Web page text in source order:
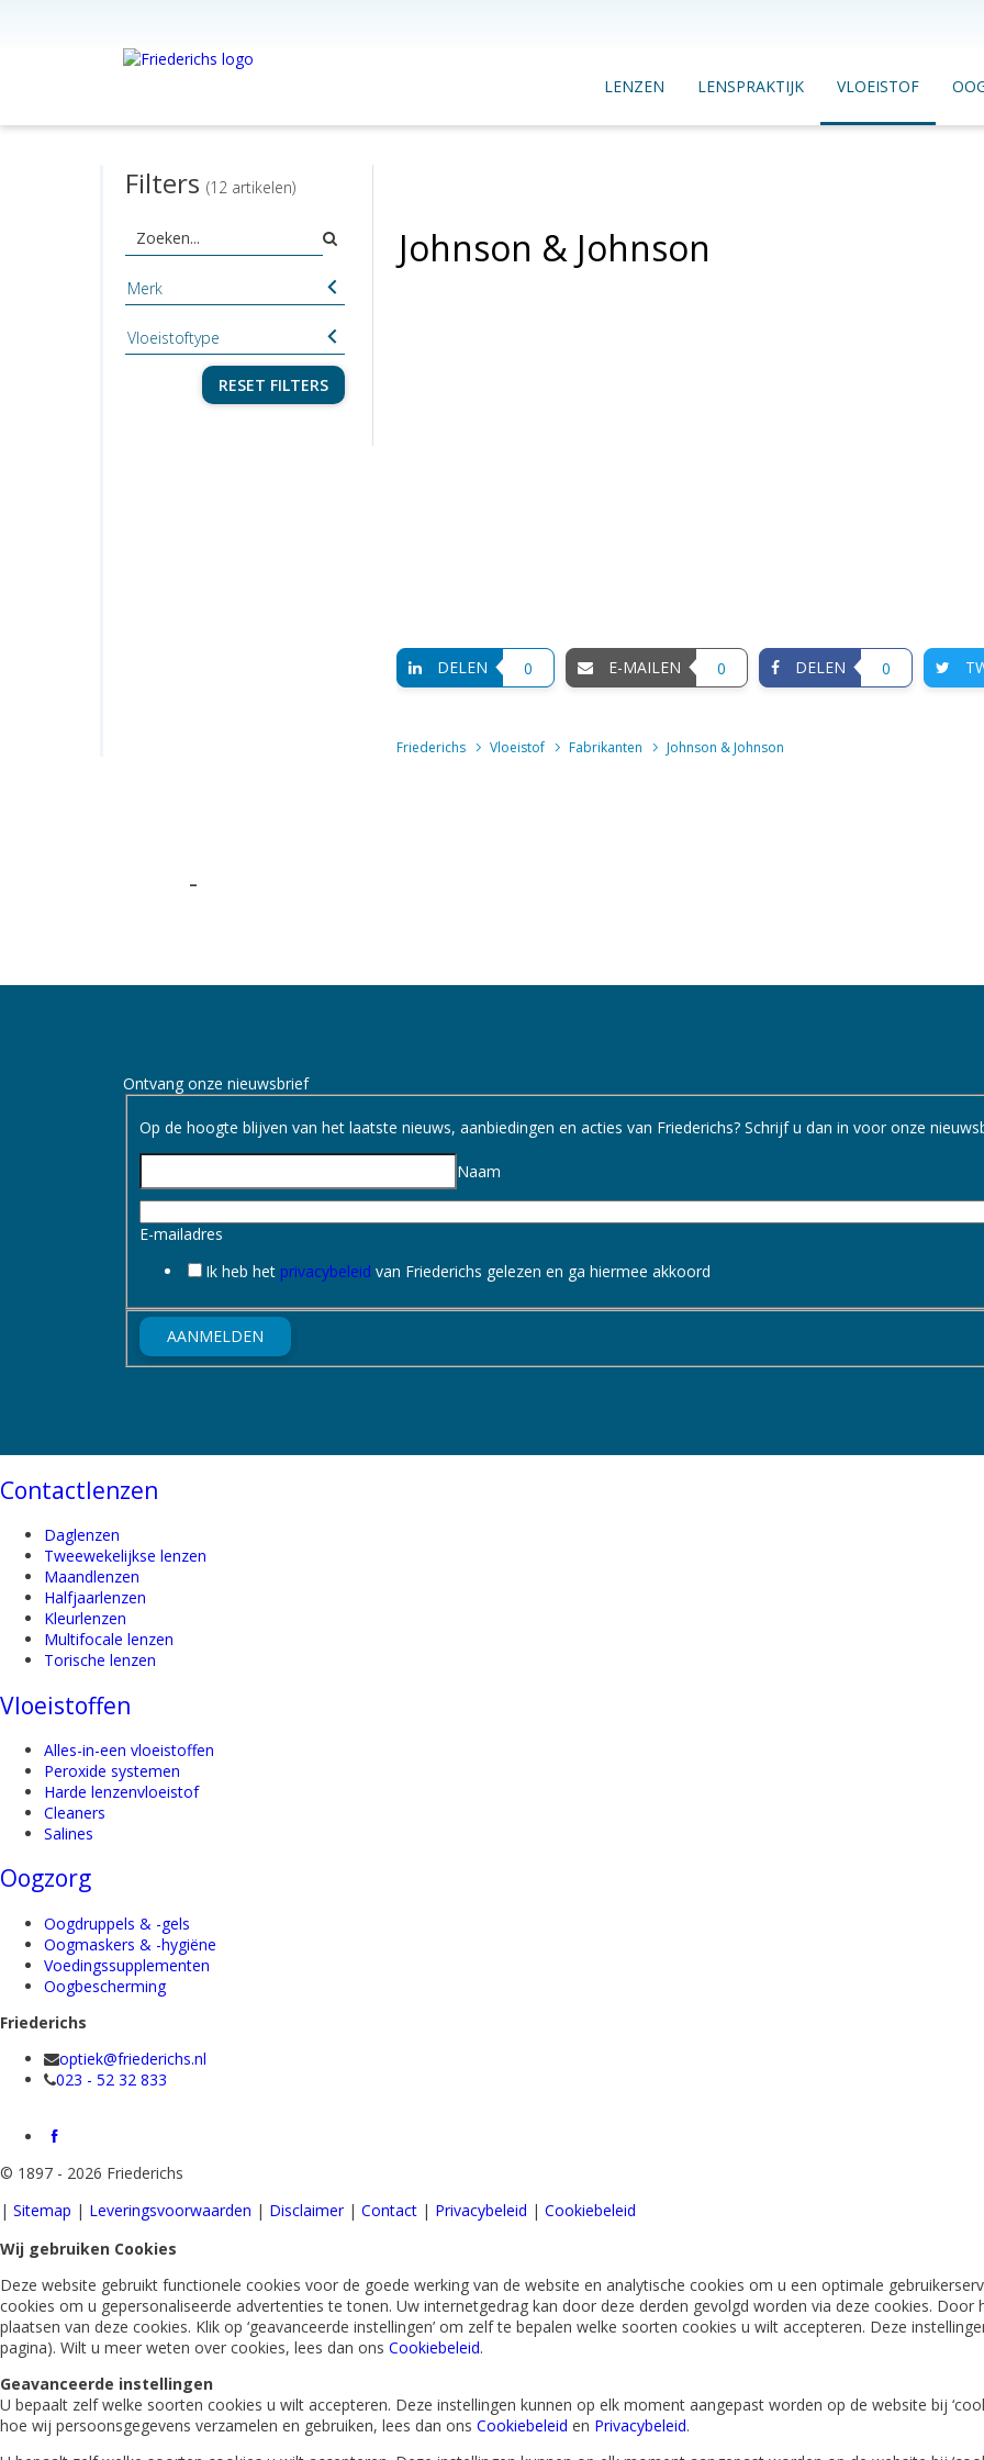
LENZEN LENSPRAKTIJK VLOEISTOF
Filters (12 artikelen)
Merk
Vloeistoftype
RESET FILTERS
Johnson & Johnson
DELEN 0 E-MAILEN 0 DELEN 0
Friederichs Vloeistof Fabrikanten Johnson & Johnson
-
Ontvang onze nieuwsbrief
Op de hoogte blijven van het laatste nieuws, aanbiedingen en acties van Friederichs? Schrijf u dan in voor onze
Naam
E-mailadres
Ik heb het privacybeleid van Friederichs gelezen en ga hiermee akkoord
AANMELDEN
Contactlenzen
Daglenzen
Tweewekelijkse lenzen
Maandlenzen
Halfjaarlenzen
Kleurlenzen
Multifocale lenzen
Torische lenzen
Vloeistoffen
Alles-in-een vloeistoffen
Peroxide systemen
Harde lenzenvloeistof
Cleaners
Salines
Oogzorg
Oogdruppels & -gels
Oogmaskers & -hygiëne
Voedingssupplementen
Oogbescherming
Friederichs
optiek@friederichs.nl
023 - 52 32 833
© 1897 - 2026 Friederichs
| Sitemap | Leveringsvoorwaarden | Disclaimer | Contact | Privacybeleid | Cookiebeleid
Wij gebruiken Cookies
Deze website gebruikt functionele cookies voor de goede werking van de website en analytische cookies om u een optimale
cookies om u gepersonaliseerde advertenties te tonen. Uw internetgedrag kan door deze derden gevolgd worden via deze cookies.
plaatsen van deze cookies. Klik op ‘geavanceerde instellingen’ om zelf te bepalen welke soorten cookies u wilt accepteren. Deze
pagina). Wilt u meer weten over cookies, lees dan ons Cookiebeleid.
Geavanceerde instellingen
U bepaalt zelf welke soorten cookies u wilt accepteren. Deze instellingen kunnen op elk moment aangepast worden op de website bij
hoe wij persoonsgegevens verzamelen en gebruiken, lees dan ons Cookiebeleid en Privacybeleid.